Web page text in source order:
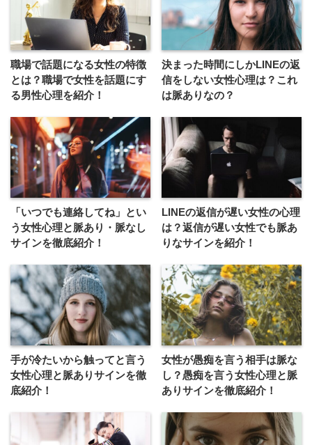
職場で話題になる女性の特徴
とは？職場で女性を話題にす
る男性心理を紹介！
決まった時間にしかLINEの返
信をしない女性心理は？これ
は脈ありなの？
「いつでも連絡してね」とい
う女性心理と脈あり・脈なし
サインを徹底紹介！
LINEの返信が遅い女性の心理
は？返信が遅い女性でも脈あ
りなサインを紹介！
手が冷たいから触ってと言う
女性心理と脈ありサインを徹
底紹介！
女性が愚痴を言う相手は脈な
し？愚痴を言う女性心理と脈
ありサインを徹底紹介！